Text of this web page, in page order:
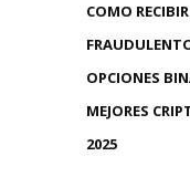
COMO
OPCIONES
MEJORES
2025